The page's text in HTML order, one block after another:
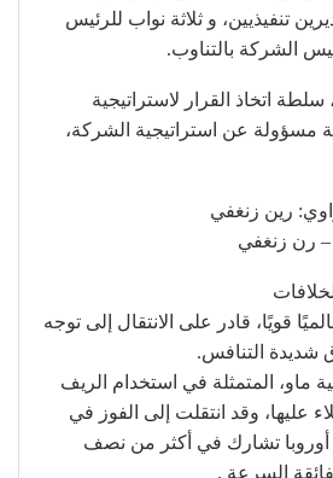
تنفيذيين، و ثلاثة نواب للرئيس
الشركة بالتناوب.
اتخاذ القرار لاستراتيجية
مسؤولة عن استراتيجية الشركة،
رين زنغفي
رن زنغفي
قويًا، قادر على الانتقال إلى توجه
شديدة التنافس.
ماو، المتمثلة في استخدام الريف
عليها، وقد انتقلت إلى الفوز في
أوروبا تشارك في أكثر من نصف